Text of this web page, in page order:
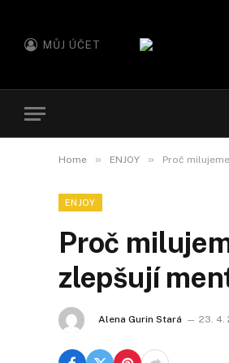
MŮJ ÚČET
Home » ENJOY » Proč
ENJOY
Proč
zlepšují
Alena Gurin Stará 23. 4.